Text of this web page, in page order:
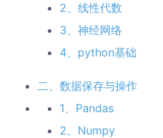
2、线性代数
3、神经网络
4、python基础
二、数据保存与操作
1、Pandas
2、Numpy